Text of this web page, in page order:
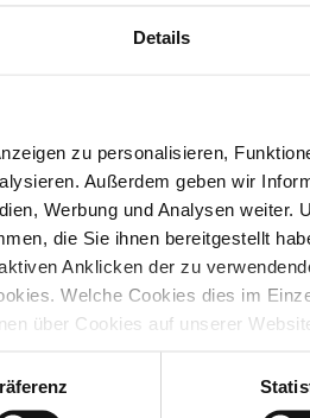
Details
zu personalisieren,
Außerdem geben wir
Werbung und Analysen weiter.
die Sie ihnen bereitgestellt
Anklicken der zu
Welche Cookies dies im
über Cookies auf unserer
ziehen & fallen